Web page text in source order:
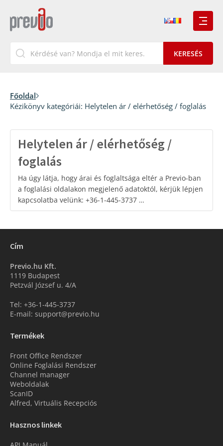
Főoldal
Kézikönyv kategóriái: Helytelen ár / elérhetőség / foglalás
Helytelen ár / elérhetőség /
foglalás
Ha úgy látja, hogy árai és foglaltsága eltér a Previo-ban
a foglalási oldalakon megjelenő adatoktól, kérjük lépjen
kapcsolatba velünk: +36-1-445-3737 …
Cím
Previo.hu Kft.
1119 Budapest
Petzvál József u. 4/A
Tel: +36-1-445-3737
E-mail: support@previo.hu
Termékek
Front Office Rendszer
Online Foglalási Rendszer
Channel manager
Weboldalak
ScanID
Alfred, Virtuális Recepciós
Hasznos linkek